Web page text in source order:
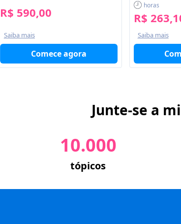
R$ 590,00
Saiba mais
Comece agora
horas
R$
Saiba mais
Junte-se a
10.000
tópicos